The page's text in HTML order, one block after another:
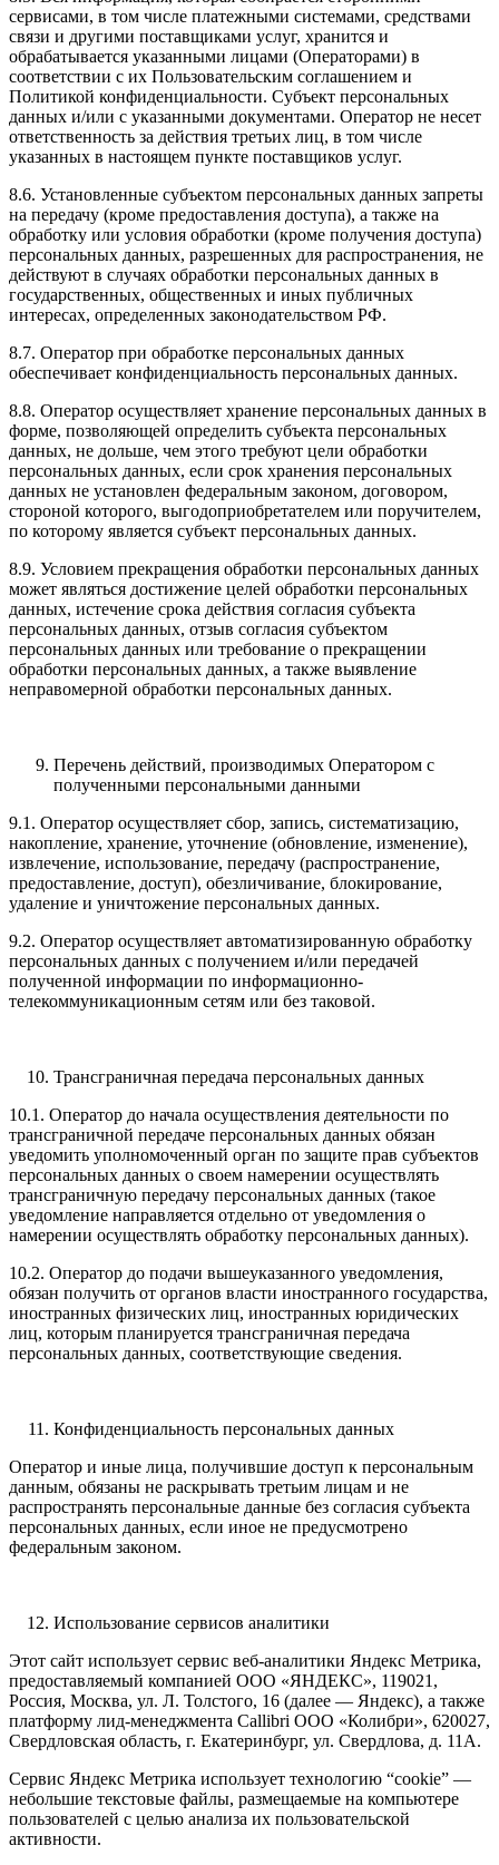
сервисами, в том числе платежными системами, средствами
связи и другими поставщиками услуг, хранится и
обрабатывается указанными лицами (Операторами) в
соответствии с их Пользовательским соглашением и
Политикой конфиденциальности. Субъект персональных
данных и/или с указанными документами. Оператор не несет
ответственность за действия третьих лиц, в том числе
указанных в настоящем пункте поставщиков услуг.
8.6. Установленные субъектом персональных данных запреты
на передачу (кроме предоставления доступа), а также на
обработку или условия обработки (кроме получения доступа)
персональных данных, разрешенных для распространения, не
действуют в случаях обработки персональных данных в
государственных, общественных и иных публичных
интересах, определенных законодательством РФ.
8.7. Оператор при обработке персональных данных
обеспечивает конфиденциальность персональных данных.
8.8. Оператор осуществляет хранение персональных данных в
форме, позволяющей определить субъекта персональных
данных, не дольше, чем этого требуют цели обработки
персональных данных, если срок хранения персональных
данных не установлен федеральным законом, договором,
стороной которого, выгодоприобретателем или поручителем,
по которому является субъект персональных данных.
8.9. Условием прекращения обработки персональных данных
может являться достижение целей обработки персональных
данных, истечение срока действия согласия субъекта
персональных данных, отзыв согласия субъектом
персональных данных или требование о прекращении
обработки персональных данных, а также выявление
неправомерной обработки персональных данных.
Перечень действий, производимых Оператором с
полученными персональными данными
9.1. Оператор осуществляет сбор, запись, систематизацию,
накопление, хранение, уточнение (обновление, изменение),
извлечение, использование, передачу (распространение,
предоставление, доступ), обезличивание, блокирование,
удаление и уничтожение персональных данных.
9.2. Оператор осуществляет автоматизированную обработку
персональных данных с получением и/или передачей
полученной информации по информационно-
телекоммуникационным сетям или без таковой.
Трансграничная передача персональных данных
10.1. Оператор до начала осуществления деятельности по
трансграничной передаче персональных данных обязан
уведомить уполномоченный орган по защите прав субъектов
персональных данных о своем намерении осуществлять
трансграничную передачу персональных данных (такое
уведомление направляется отдельно от уведомления о
намерении осуществлять обработку персональных данных).
10.2. Оператор до подачи вышеуказанного уведомления,
обязан получить от органов власти иностранного государства,
иностранных физических лиц, иностранных юридических
лиц, которым планируется трансграничная передача
персональных данных, соответствующие сведения.
Конфиденциальность персональных данных
Оператор и иные лица, получившие доступ к персональным
данным, обязаны не раскрывать третьим лицам и не
распространять персональные данные без согласия субъекта
персональных данных, если иное не предусмотрено
федеральным законом.
Использование сервисов аналитики
Этот сайт использует сервис веб-аналитики Яндекс Метрика,
предоставляемый компанией ООО «ЯНДЕКС», 119021,
Россия, Москва, ул. Л. Толстого, 16 (далее — Яндекс), а также
платформу лид-менеджмента Callibri ООО «Колибри», 620027,
Свердловская область, г. Екатеринбург, ул. Свердлова, д. 11А.
Сервис Яндекс Метрика использует технологию “cookie” —
небольшие текстовые файлы, размещаемые на компьютере
пользователей с целью анализа их пользовательской
активности.